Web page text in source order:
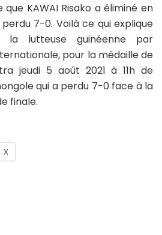
KAWAI Risako a éliminé en
7-0. Voilà ce qui explique
la lutteuse guinéenne par
pour la médaille de
jeudi 5 août 2021 à 11h de
qui a perdu 7-0 face à la
finale.
X